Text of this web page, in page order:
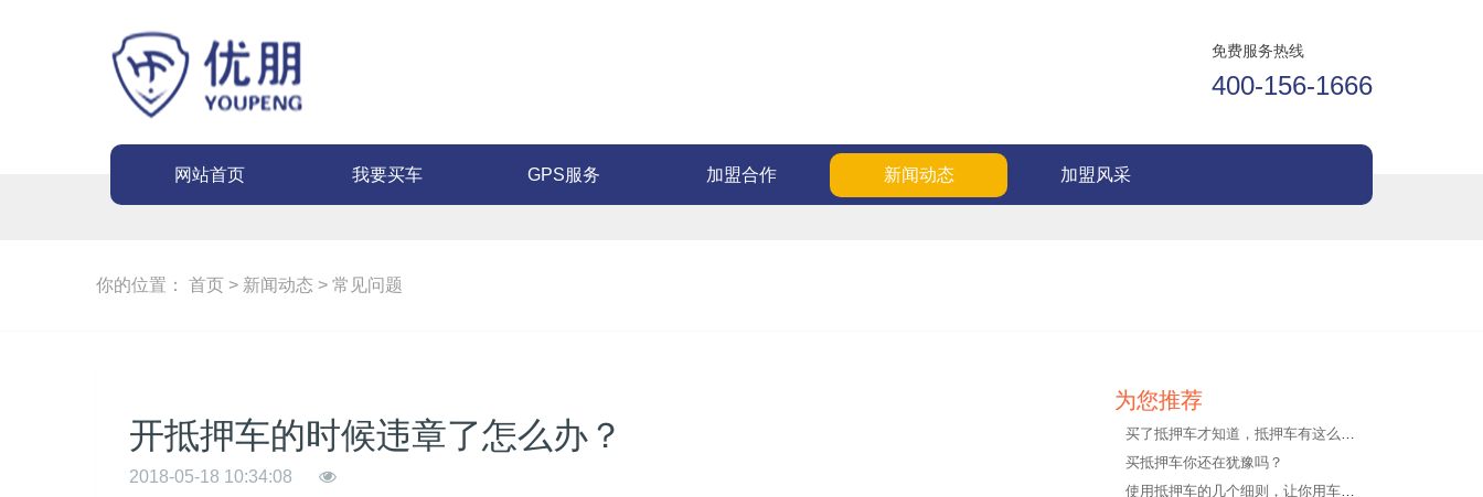
免费服务热线
400-156-1666
网站首页 我要买车 GPS服务 加盟合作 新闻动态 加盟风采
你的位置： 首页 > 新闻动态 > 常见问题
开抵押车的时候违章了怎么办？
2018-05-18 10:34:08
为您推荐
买了抵押车才知道，抵押车有这么多好处！
买抵押车你还在犹豫吗？
使用抵押车的几个细则，让你用车无忧！